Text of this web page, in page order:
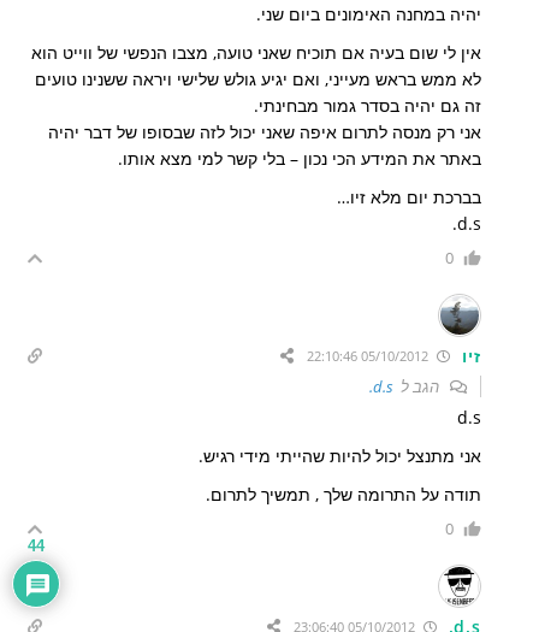
יהיה במחנה האימונים ביום שני.
אין לי שום בעיה אם תוכיח שאני טועה, מצבו הנפשי של ווייט הוא
לא ממש בראש מעייני, ואם יגיע גולש שלישי ויראה ששנינו טועים
זה גם יהיה בסדר גמור מבחינתי.
אני רק מנסה לתרום איפה שאני יכול לזה שבסופו של דבר יהיה
באתר את המידע הכי נכון – בלי קשר למי מצא אותו.
בברכת יום מלא זיו…
d.s.
0
זיו
הגב לd.s.
d.s
אני מתנצל יכול להיות שהייתי מידי רגיש.
תודה על התרומה שלך , תמשיך לתרום.
0
d.s.
05/10/2012 23:06:40
44